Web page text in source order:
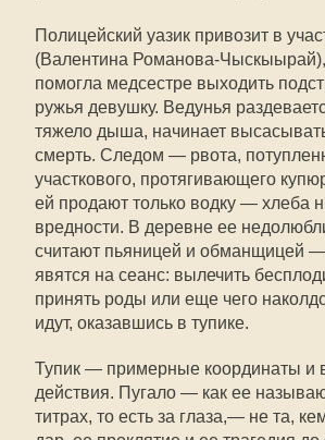
Полицейский уазик привозит в
(Валентина Романова-
помогла медсестре выходить
ружья девушку. Ведунья
тяжело дыша, начинает
смерть. Следом — рвота,
участкового, протягивающего
ей продают только водку — хлеба
вредности. В деревне ее
считают пьяницей и обманщицей
явятся на сеанс: вылечить
принять роды или еще чего
идут, оказавшись в тупике.
Тупик — примерные координаты и
действия. Пугало — как ее
титрах, то есть за глаза,— не та,